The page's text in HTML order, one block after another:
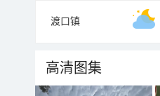
渡口镇
高清图集